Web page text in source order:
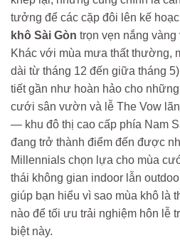
tưởng để các cặp đôi lên kế
khô Sài Gòn trọn vẹn nắng
Khác với mùa mưa thất thường,
dài từ tháng 12 đến giữa tháng
tiết gần như hoàn hảo cho
cưới sân vườn và lễ The Vow
— khu đô thị cao cấp phía Nam
đang trở thành điểm đến được
Millennials chọn lựa cho mùa
thái không gian indoor lẫn
giúp bạn hiểu vì sao mùa khô là
nào để tối ưu trải nghiệm hôn lễ
biệt này.